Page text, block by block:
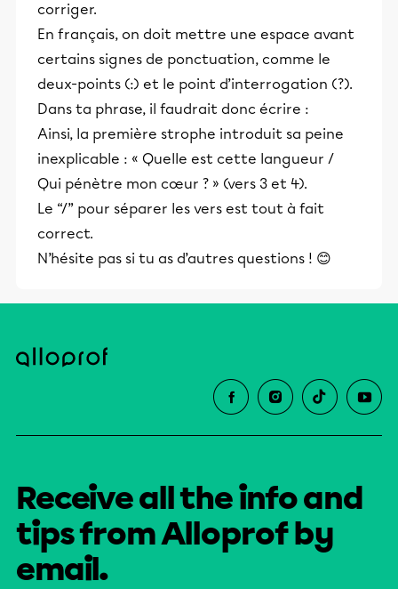
corriger.
En français, on doit mettre une espace avant
certains signes de ponctuation, comme le
deux-points (:) et le point d’interrogation (?).
Dans ta phrase, il faudrait donc écrire :
Ainsi, la première strophe introduit sa peine
inexplicable : « Quelle est cette langueur /
Qui pénètre mon cœur ? » (vers 3 et 4).
Le “/” pour séparer les vers est tout à fait
correct.
N’hésite pas si tu as d’autres questions ! 😊
Receive all the info and
tips from Alloprof by
email.